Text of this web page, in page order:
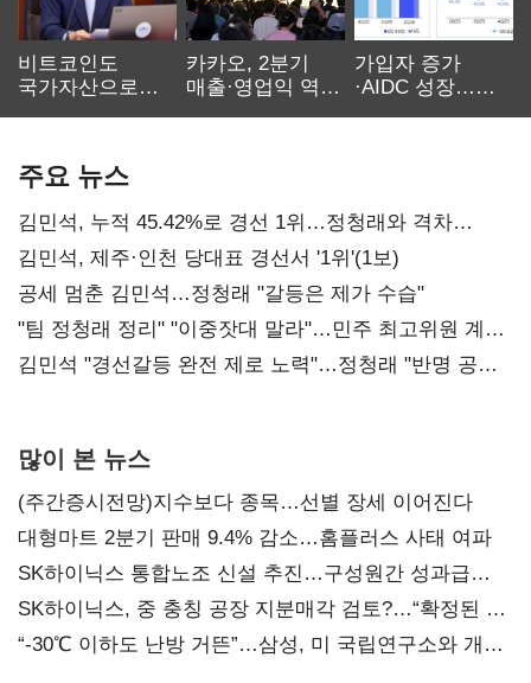
비트코인도
국가자산으로…'
카카오, 2분기
매출·영업익 역대
가입자 증가
·AIDC 성장…
주요 뉴스
김민석, 누적 45.42%로 경선 1위…정청래와 격차
0.86%p(2보)
김민석, 제주·인천 당대표 경선서 '1위'(1보)
공세 멈춘 김민석…정청래 "갈등은 제가 수습"
"팀 정청래 정리" "이중잣대 말라"…민주 최고위원 계파
다툼 격화
김민석 "경선갈등 완전 제로 노력"…정청래 "반명 공세
많이 본 뉴스
(주간증시전망)지수보다 종목…선별 장세 이어진다
대형마트 2분기 판매 9.4% 감소…홈플러스 사태 여파
SK하이닉스 통합노조 신설 추진…구성원간 성과급
불만 확산
SK하이닉스, 중 충칭 공장 지분매각 검토?…“확정된 바
없어”
“-30℃ 이하도 난방 거뜬”…삼성, 미 국립연구소와 개발